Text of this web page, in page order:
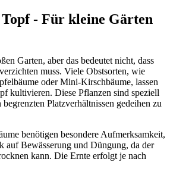
- Für kleine Gärten
Garten, aber das bedeutet nicht, dass
muss. Viele Obstsorten, wie
oder Mini-Kirschbäume, lassen
kultivieren. Diese Pflanzen sind speziell
Platzverhältnissen gedeihen zu
benötigen besondere Aufmerksamkeit,
auf Bewässerung und Düngung, da der
kann. Die Ernte erfolgt je nach